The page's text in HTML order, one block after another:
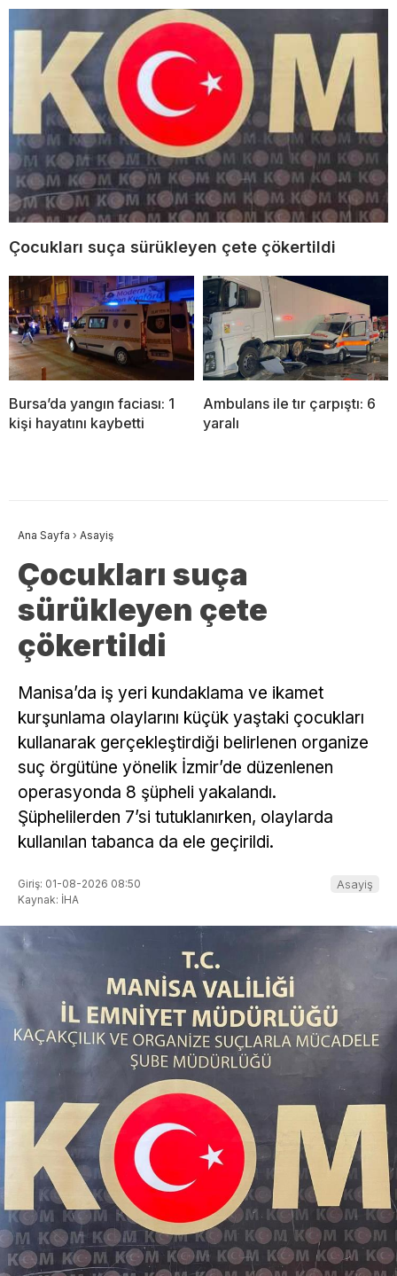
Çocukları suça sürükleyen çete çökertildi
Bursa’da yangın faciası: 1
kişi hayatını kaybetti
Ambulans ile tır çarpıştı: 6
yaralı
Ana Sayfa › Asayiş
Çocukları suça
sürükleyen çete
çökertildi
Manisa’da iş yeri kundaklama ve ikamet
kurşunlama olaylarını küçük yaştaki çocukları
kullanarak gerçekleştirdiği belirlenen organize
suç örgütüne yönelik İzmir’de düzenlenen
operasyonda 8 şüpheli yakalandı.
Şüphelilerden 7’si tutuklanırken, olaylarda
kullanılan tabanca da ele geçirildi.
Giriş: 01-08-2026 08:50
Kaynak: İHA
Asayiş